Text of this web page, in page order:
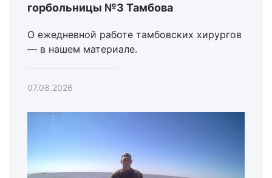
горбольницы №3 Тамбова
О ежедневной работе тамбовских хирургов
— в нашем материале.
07.08.2026